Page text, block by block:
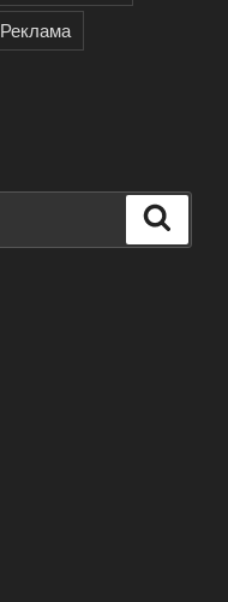
Реклама